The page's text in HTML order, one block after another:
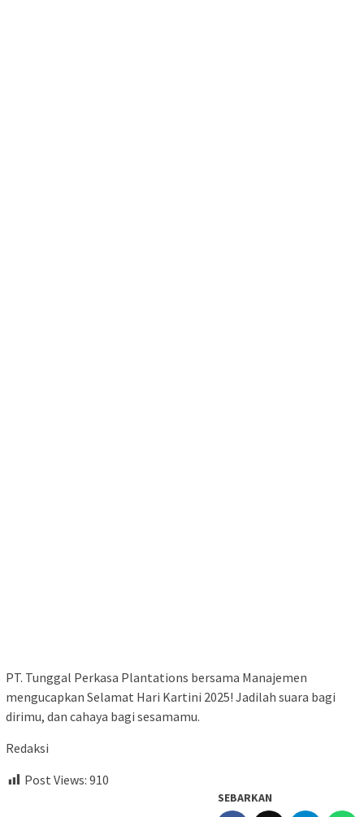
PT. Tunggal Perkasa Plantations bersama Manajemen
mengucapkan Selamat Hari Kartini 2025! Jadilah suara bagi
dirimu, dan cahaya bagi sesamamu.
Redaksi
Post Views: 910
SEBARKAN